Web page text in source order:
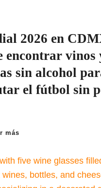
2026 en
encontrar vinos
sin alcohol
el fútbol sin
más